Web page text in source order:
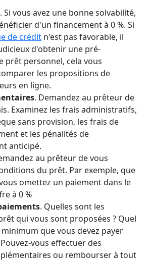
. Si vous avez une bonne solvabilité,
d'un financement à 0 %. Si
de crédit n'est pas favorable, il
d'obtenir une pré-
prêt personnel, cela vous
les propositions de
en ligne.
. Demandez au prêteur de
Examinez les frais administratifs,
sans provision, les frais de
et les pénalités de
anticipé.
au prêteur de vous
du prêt. Par exemple, que
omettez un paiement dans le
à 0 %
. Quelles sont les
qui vous sont proposées ? Quel
que vous devez payer
vous effectuer des
ou rembourser à tout